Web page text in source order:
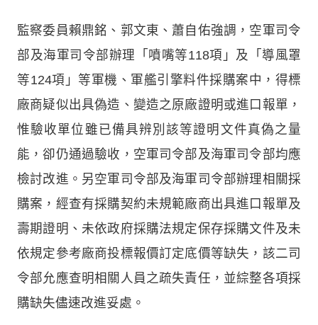
監察委員賴鼎銘、郭文東、蕭自佑強調，空軍司令
部及海軍司令部辦理「噴嘴等118項」及「導風罩
等124項」等軍機、軍艦引擎料件採購案中，得標
廠商疑似出具偽造、變造之原廠證明或進口報單，
惟驗收單位雖已備具辨別該等證明文件真偽之量
能，卻仍通過驗收，空軍司令部及海軍司令部均應
檢討改進。另空軍司令部及海軍司令部辦理相關採
購案，經查有採購契約未規範廠商出具進口報單及
壽期證明、未依政府採購法規定保存採購文件及未
依規定參考廠商投標報價訂定底價等缺失，該二司
令部允應查明相關人員之疏失責任，並綜整各項採
購缺失儘速改進妥處。